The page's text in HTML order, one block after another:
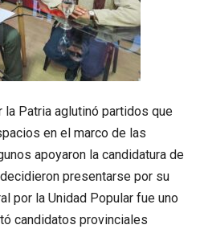
la Patria aglutinó partidos que
en el marco de las
apoyaron la candidatura de
presentarse por su
por la Unidad Popular fue uno
candidatos provinciales